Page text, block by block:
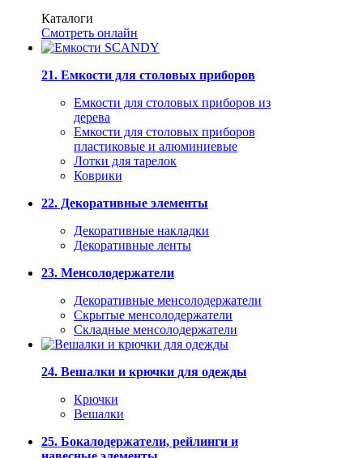
Каталоги
Смотреть онлайн
21. Емкости для столовых приборов
Емкости для столовых приборов из
дерева
Емкости для столовых приборов
пластиковые и алюминиевые
Лотки для тарелок
Коврики
22. Декоративные элементы
Декоративные накладки
Декоративные ленты
23. Менсолодержатели
Декоративные менсолодержатели
Скрытые менсолодержатели
Складные менсолодержатели
24. Вешалки и крючки для одежды
Крючки
Вешалки
25. Бокалодержатели, рейлинги и